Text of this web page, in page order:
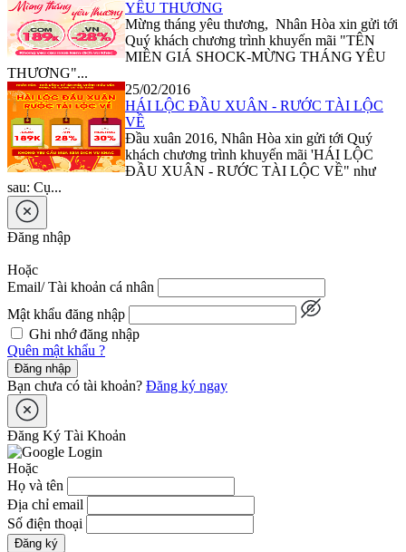
YÊU THƯƠNG
Mừng tháng yêu thương, Nhân Hòa xin gửi tới
Quý khách chương trình khuyến mãi "TÊN
MIỀN GIÁ SHOCK-MỪNG THÁNG YÊU
THƯƠNG"...
25/02/2016
HÁI LỘC ĐẦU XUÂN - RƯỚC TÀI LỘC
VỀ
Đầu xuân 2016, Nhân Hòa xin gửi tới Quý
khách chương trình khuyến mãi 'HÁI LỘC
ĐẦU XUÂN - RƯỚC TÀI LỘC VỀ" như
sau: Cụ...
Đăng nhập
Hoặc
Email/ Tài khoản cá nhân
Mật khẩu đăng nhập
Ghi nhớ đăng nhập
Quên mật khẩu ?
Đăng nhập
Bạn chưa có tài khoản? Đăng ký ngay
Đăng Ký Tài Khoản
Hoặc
Họ và tên
Địa chỉ email
Số điện thoại
Đăng ký